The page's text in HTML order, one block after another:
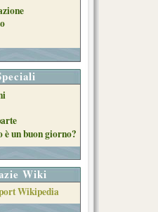
è un buon giorno?
Wiki